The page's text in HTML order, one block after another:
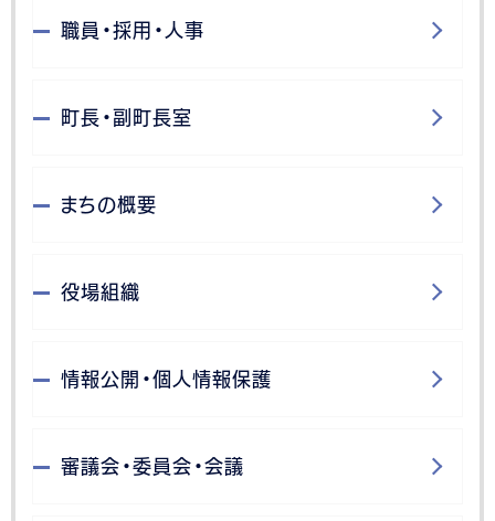
職員・採用・人事
町長・副町長室
まちの概要
役場組織
情報公開・個人情報保護
審議会・委員会・会議